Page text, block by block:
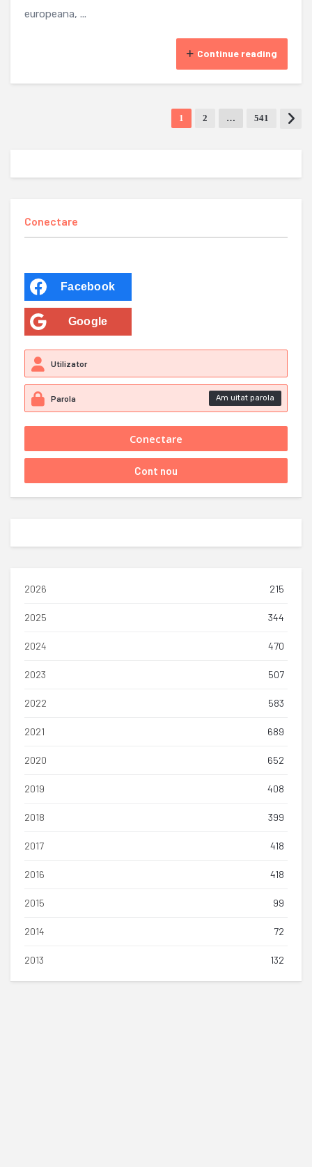
europeana, ...
Continue reading
1 2 … 541
Conectare
Facebook
Google
Am uitat parola
2026 215
2025 344
2024 470
2023 507
2022 583
2021 689
2020 652
2019 408
2018 399
2017 418
2016 418
2015 99
2014 72
2013 132